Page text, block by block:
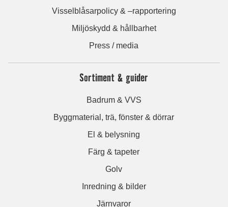
Visselblåsarpolicy & –rapportering
Miljöskydd & hållbarhet
Press / media
Sortiment & guider
Badrum & VVS
Byggmaterial, trä, fönster & dörrar
El & belysning
Färg & tapeter
Golv
Inredning & bilder
Järnvaror